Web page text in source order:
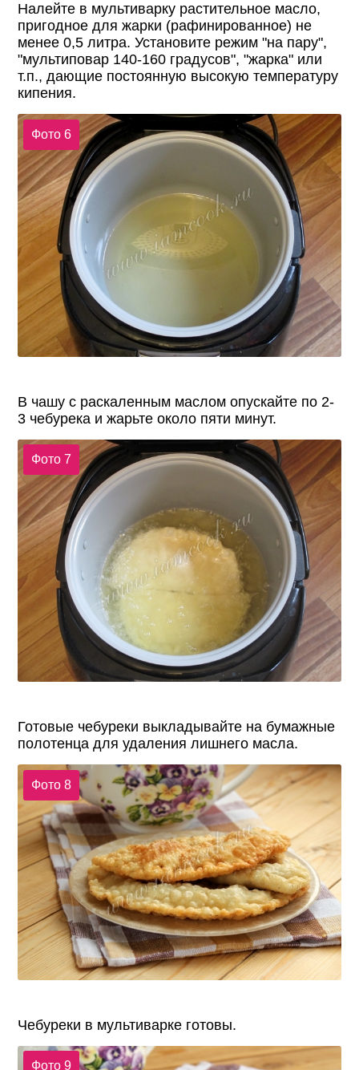
Налейте в мультиварку растительное масло,
пригодное для жарки (рафинированное) не
менее 0,5 литра. Установите режим "на пару",
"мультиповар 140-160 градусов", "жарка" или
т.п., дающие постоянную высокую температуру
кипения.
Фото 6
В чашу с раскаленным маслом опускайте по 2-
3 чебурека и жарьте около пяти минут.
Фото 7
Готовые чебуреки выкладывайте на бумажные
полотенца для удаления лишнего масла.
Фото 8
Чебуреки в мультиварке готовы.
Фото 9